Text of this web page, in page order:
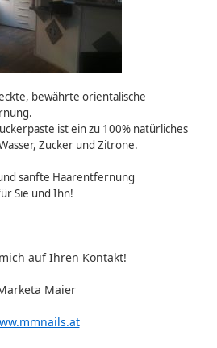
bewährte orientalische
ist ein zu 100% natürliches
Zucker und Zitrone.
sanfte Haarentfernung
Sie und Ihn!
auf Ihren Kontakt!
Maier